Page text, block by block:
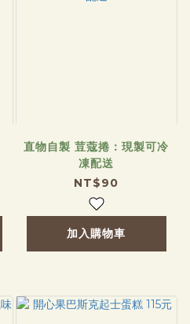
直物自製 荳蔻捲：現製可冷
凍配送
NT$90
加入購物車